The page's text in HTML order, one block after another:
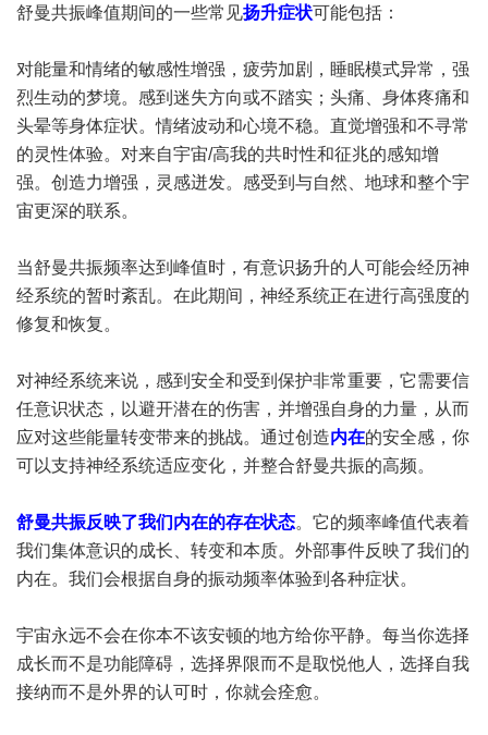
舒曼共振峰值期间的一些常见扬升症状可能包括：
对能量和情绪的敏感性增强，疲劳加剧，睡眠模式异常，强
烈生动的梦境。感到迷失方向或不踏实；头痛、身体疼痛和
头晕等身体症状。情绪波动和心境不稳。直觉增强和不寻常
的灵性体验。对来自宇宙/高我的共时性和征兆的感知增
强。创造力增强，灵感迸发。感受到与自然、地球和整个宇
宙更深的联系。
当舒曼共振频率达到峰值时，有意识扬升的人可能会经历神
经系统的暂时紊乱。在此期间，神经系统正在进行高强度的
修复和恢复。
对神经系统来说，感到安全和受到保护非常重要，它需要信
任意识状态，以避开潜在的伤害，并增强自身的力量，从而
应对这些能量转变带来的挑战。通过创造内在的安全感，你
可以支持神经系统适应变化，并整合舒曼共振的高频。
舒曼共振反映了我们内在的存在状态。它的频率峰值代表着
我们集体意识的成长、转变和本质。外部事件反映了我们的
内在。我们会根据自身的振动频率体验到各种症状。
宇宙永远不会在你本不该安顿的地方给你平静。每当你选择
成长而不是功能障碍，选择界限而不是取悦他人，选择自我
接纳而不是外界的认可时，你就会痊愈。